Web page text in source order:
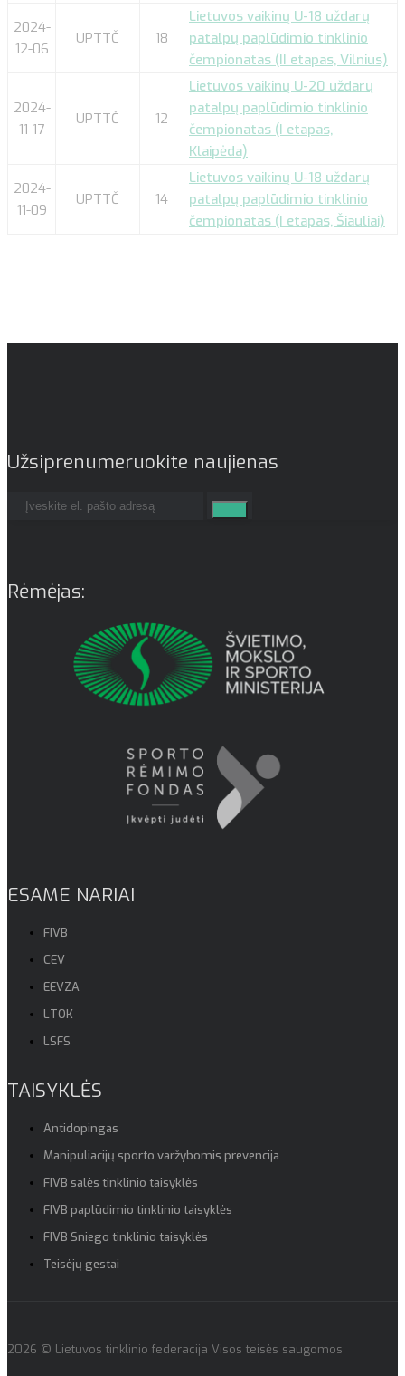
2024-
12-06
UPTTČ 18
Lietuvos vaikinų U-18 uždarų
patalpų paplūdimio tinklinio
čempionatas (II etapas, Vilnius)
2024-
11-17
UPTTČ 12
Lietuvos vaikinų U-20 uždarų
patalpų paplūdimio tinklinio
čempionatas (I etapas,
Klaipėda)
2024-
11-09
UPTTČ 14
Lietuvos vaikinų U-18 uždarų
patalpų paplūdimio tinklinio
čempionatas (I etapas, Šiauliai)
Užsiprenumeruokite naujienas
Rėmėjas:
ESAME NARIAI
FIVB
CEV
EEVZA
LTOK
LSFS
TAISYKLĖS
Antidopingas
Manipuliacijų sporto varžybomis prevencija
FIVB salės tinklinio taisyklės
FIVB paplūdimio tinklinio taisyklės
FIVB Sniego tinklinio taisyklės
Teisėjų gestai
2026 © Lietuvos tinklinio federacija Visos teisės saugomos